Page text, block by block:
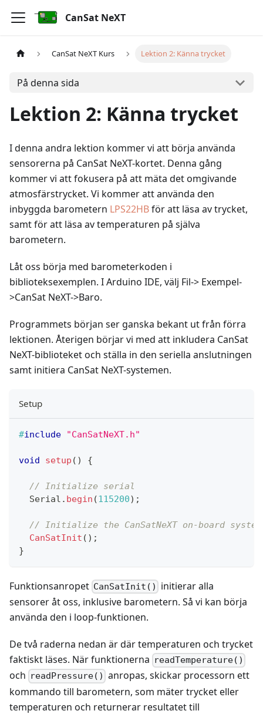
CanSat NeXT
CanSat NeXT Kurs Lektion 2: Känna trycket
På denna sida
Lektion 2: Känna trycket
I denna andra lektion kommer vi att börja använda
sensorerna på CanSat NeXT-kortet. Denna gång
kommer vi att fokusera på att mäta det omgivande
atmosfärstrycket. Vi kommer att använda den
inbyggda barometern LPS22HBför att läsa av trycket,
samt för att läsa av temperaturen på själva
barometern.
Låt oss börja med barometerkoden i
biblioteksexemplen. I Arduino IDE, välj Fil-> Exempel-
>CanSat NeXT->Baro.
Programmets början ser ganska bekant ut från förra
lektionen. Återigen börjar vi med att inkludera CanSat
NeXT-biblioteket och ställa in den seriella anslutningen
samt initiera CanSat NeXT-systemen.
Setup
#include "CanSatNeXT.h"
void setup ( ) {
// Initialize serial
  Serial
. begin (115200) ;
// Initialize the CanSatNeXT on-board
CanSatInit ( ) ;
}
Funktionsanropet CanSatInit()
initierar alla
sensorer åt oss, inklusive barometern. Så vi kan börja
använda den i loop-funktionen.
De två raderna nedan är där temperaturen och trycket
faktiskt läses. När funktionerna readTemperature()
och readPressure() anropas, skickar processorn ett
kommando till barometern, som mäter trycket eller
temperaturen och returnerar resultatet till